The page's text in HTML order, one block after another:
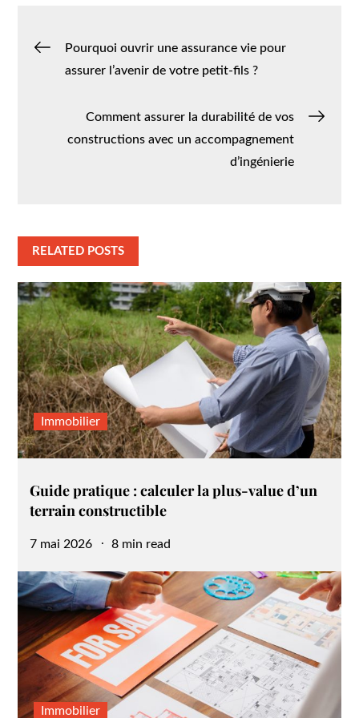
Navigation
l’article
Pourquoi ouvrir une assurance vie pour
assurer l’avenir de votre petit-fils ?
Comment assurer la durabilité de vos
constructions avec un accompagnement
d’ingénierie
RELATED POSTS
Immobilier
Guide pratique : calculer la plus-value d’un
terrain constructible
Posted
7 mai 2026 8 min read
Immobilier